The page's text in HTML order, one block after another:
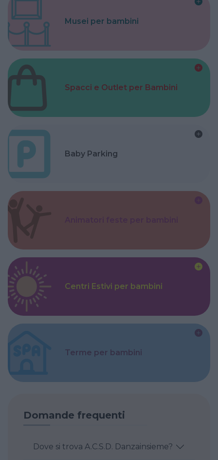
Musei per bambini
Spacci e Outlet per Bambini
Baby Parking
Centri Estivi per bambini
Terme per bambini
Domande frequenti
Dove si trova A.C.S.D. Danzainsieme?